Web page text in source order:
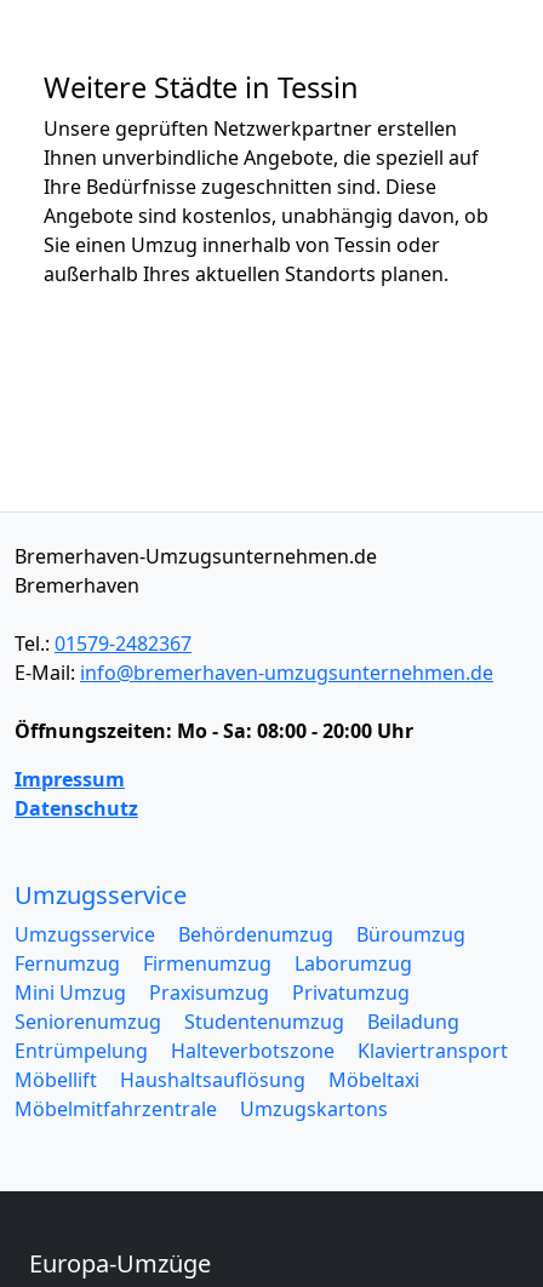
Weitere Städte in Tessin
Unsere geprüften Netzwerkpartner erstellen
Ihnen unverbindliche Angebote, die speziell auf
Ihre Bedürfnisse zugeschnitten sind. Diese
Angebote sind kostenlos, unabhängig davon, ob
Sie einen Umzug innerhalb von Tessin oder
außerhalb Ihres aktuellen Standorts planen.
Bremerhaven-Umzugsunternehmen.de
Bremerhaven
Tel.: 01579-2482367
E-Mail: info@bremerhaven-umzugsunternehmen.de
Öffnungszeiten: Mo - Sa: 08:00 - 20:00 Uhr
Impressum
Datenschutz
Umzugsservice
Umzugsservice Behördenumzug
Büroumzug
Fernumzug
Firmenumzug
Laborumzug
Mini Umzug
Praxisumzug
Privatumzug
Seniorenumzug
Studentenumzug
Beiladung
Entrümpelung
Halteverbotszone
Klaviertransport
Möbellift
Haushaltsauflösung
Möbeltaxi
Möbelmitfahrzentrale
Umzugskartons
Europa-Umzüge